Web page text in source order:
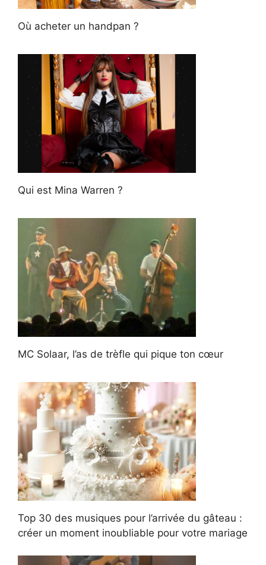
Où acheter un handpan ?
Qui est Mina Warren ?
MC Solaar, l’as de trèfle qui pique ton cœur
Top 30 des musiques pour l’arrivée du gâteau :
créer un moment inoubliable pour votre mariage